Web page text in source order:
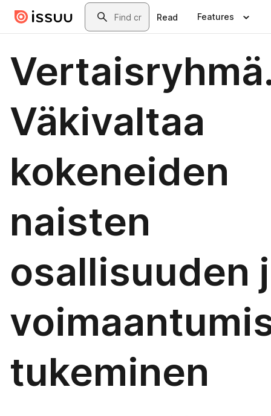
Skip to main contentSearch
Read Features
Väkivaltaa
kokeneiden
naisten
osallisuuden
tukeminen